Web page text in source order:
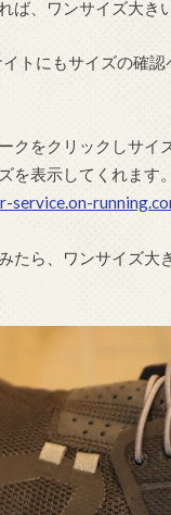
ば、ワンサイズ大き
トにもサイズの確認
クをクリックしサイ
を表示してくれます。
service.on-
たら、ワンサイズ大